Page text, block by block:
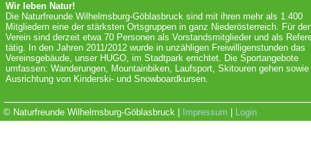
Wir leben Natur!
Die Naturfreunde Wilhelmsburg-Göblasbruck sind mit ihren mehr als 1.400
Mitgliedern eine der stärksten Ortsgruppen in ganz Niederösterreich. Für
Verein sind derzeit etwa 70 Personen als Vorstandsmitglieder und als
tätig. In den Jahren 2011/2012 wurde in unzähligen Freiwilligenstunden das
Vereinsgebäude, unser HUGO, im Stadtpark errichtet. Die Sportangebote
umfassen: Wanderungen, Mountainbiken, Laufsport, Skitouren gehen sowie
Ausrichtung von Kinderski- und Snowboardkursen.
© Naturfreunde Wilhelmsburg-Göblasbruck | Impressum Login